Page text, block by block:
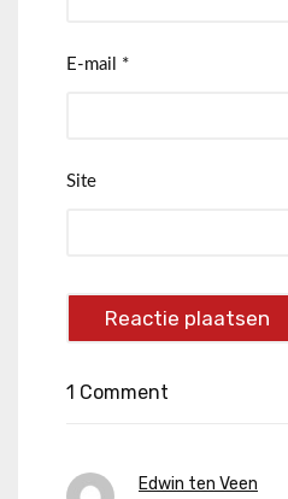
E-mail *
Site
1 Comment
Edwin ten Veen